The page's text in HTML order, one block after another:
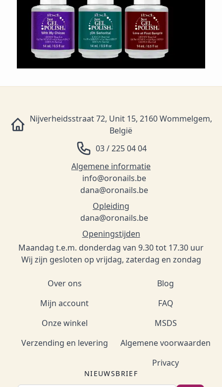
Nijverheidsstraat 72, Unit 15, 2160 Wommelgem,
België
03 / 225 04 04
Algemene informatie
info@oronails.be
dana@oronails.be
Opleiding
dana@oronails.be
Openingstijden
Maandag t.e.m. donderdag van 9.30 tot 17.30 uur
Wij zijn gesloten op vrijdag, zaterdag en zondag
Over ons
Mijn account
Onze winkel
Verzending en levering
Blog
FAQ
MSDS
Algemene voorwaarden
Privacy
NIEUWSBRIEF